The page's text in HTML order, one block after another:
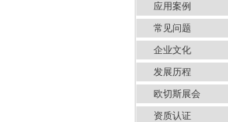
应用案例
常见问题
企业文化
发展历程
欧切斯展会
资质认证